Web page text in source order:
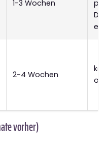
1-3 Wochen
pro
ent
2-4 Wochen
os
vorher)